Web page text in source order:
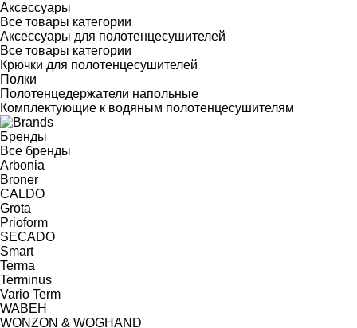
Аксессуары
Все товары категории
Аксессуары для полотенцесушителей
Все товары категории
Крючки для полотенцесушителей
Полки
Полотенцедержатели напольные
Комплектующие к водяным полотенцесушителям
Бренды
Все бренды
Arbonia
Broner
CALDO
Grota
Prioform
SECADO
Smart
Terma
Terminus
Vario Term
WABEH
WONZON & WOGHAND